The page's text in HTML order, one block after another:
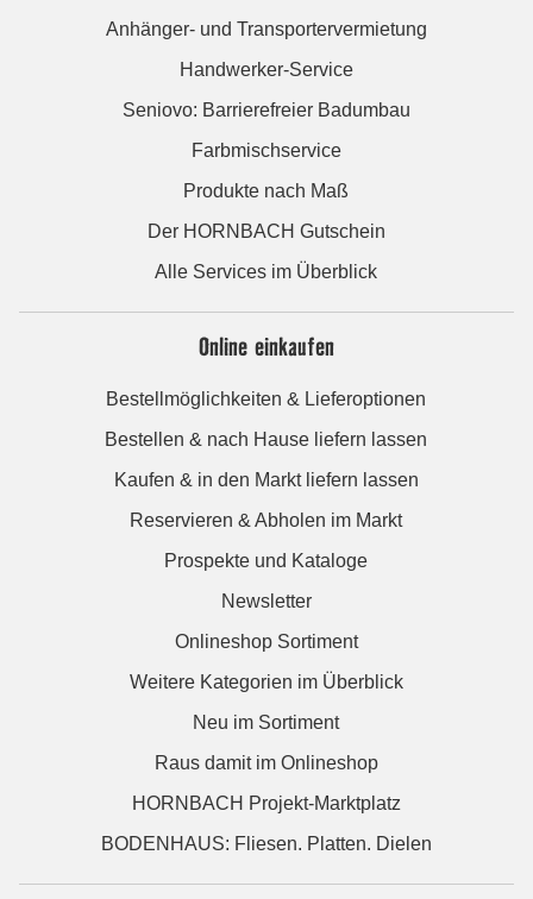
Anhänger- und Transportervermietung
Handwerker-Service
Seniovo: Barrierefreier Badumbau
Farbmischservice
Produkte nach Maß
Der HORNBACH Gutschein
Alle Services im Überblick
Online einkaufen
Bestellmöglichkeiten & Lieferoptionen
Bestellen & nach Hause liefern lassen
Kaufen & in den Markt liefern lassen
Reservieren & Abholen im Markt
Prospekte und Kataloge
Newsletter
Onlineshop Sortiment
Weitere Kategorien im Überblick
Neu im Sortiment
Raus damit im Onlineshop
HORNBACH Projekt-Marktplatz
BODENHAUS: Fliesen. Platten. Dielen